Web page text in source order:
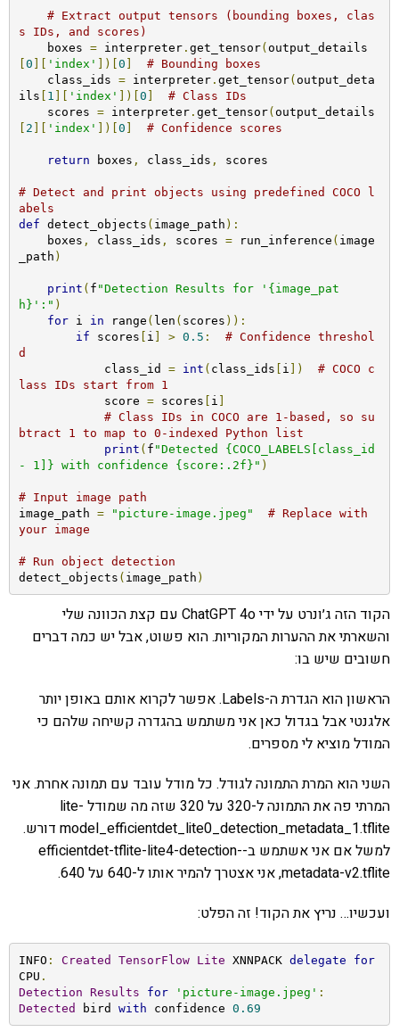
# Extract output tensors (bounding boxes, clas
s IDs, and scores)
    boxes
= interpreter. get_tensor( output_details
0 'index' ])[ 0
# Bounding boxes
    class_ids
= interpreter. get_tensor( output_deta
ils
1 'index' ])[ 0
# Class IDs
    scores
= interpreter. get_tensor( output_details
2 'index' ])[ 0 # Confidence scores
return boxes , class_ids , scores
# Detect and print objects using predefined COCO l
abels
def detect_objects ( image_path ):
    boxes
, class_ids , scores = run_inference ( image
_path )
print ( f "Detection Results for '{image_pat
h}':" )
for i in range ( len ( scores )):
if scores i > 0.5 :
# Confidence threshol
d
            class_id
= int ( class_ids i ])
# COCO c
lass IDs start from 1
            score
= scores i
# Class IDs in COCO are 1-based, so su
btract 1 to map to 0-indexed Python list
print ( f "Detected {COCO_LABELS[class_id
- 1]} with confidence {score:.2f}" )
# Input image path
image_path = "picture-image.jpeg"
# Replace with
your image
# Run object detection
detect_objects ( image_path )
הקוד הזה ג׳ונרט על ידי ChatGPT 4o עם קצת הכוונה שלי
והשארתי את ההערות המקוריות. הוא פשוט, אבל יש כמה דברים
חשובים שיש בו:
הראשון הוא הגדרת ה-Labels. אפשר לקרוא אותם באופן יותר
אלגנטי אבל בגדול כאן אני משתמש בהגדרה קשיחה שלהם כי
המודל מוציא לי מספרים.
השני הוא המרת התמונה לגודל. כל מודל עובד עם תמונה אחרת. אני
המרתי פה את התמונה ל-320 על 320 שזה מה שמודל lite-
model_efficientdet_lite0_detection_metadata_1.tflite דורש.
למשל אם אני אשתמש ב-efficientdet-tflite-lite4-detection-
metadata-v2.tflite, אני אצטרך להמיר אותו ל-640 על 640.
ועכשיו… נריץ את הקוד! זה הפלט:
INFO : Created TensorFlow Lite XNNPACK delegate
for
CPU .
Detection
Results for 'picture-image.jpeg' :
Detected bird with confidence 0.69